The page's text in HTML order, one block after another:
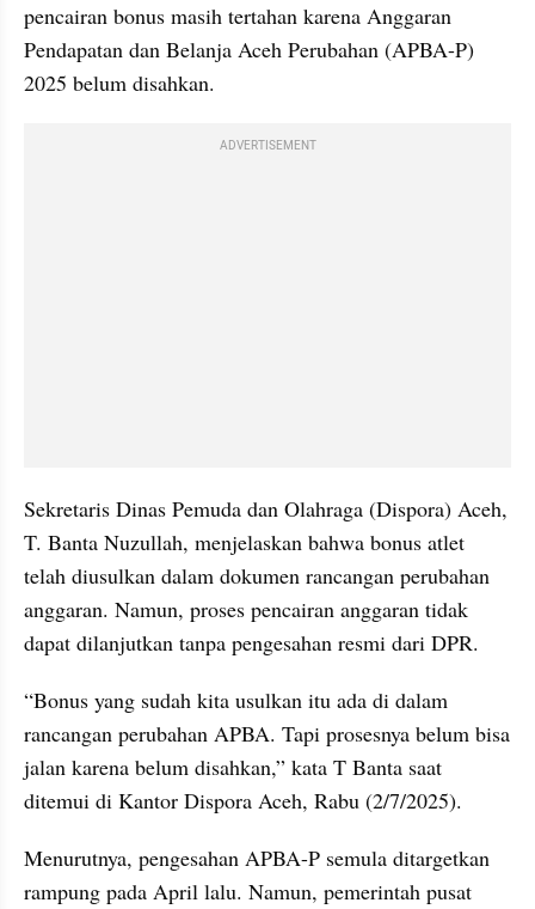
pencairan bonus masih tertahan karena Anggaran
Pendapatan dan Belanja Aceh Perubahan (APBA-P)
2025 belum disahkan.
ADVERTISEMENT
Sekretaris Dinas Pemuda dan Olahraga (Dispora) Aceh,
T. Banta Nuzullah, menjelaskan bahwa bonus atlet
telah diusulkan dalam dokumen rancangan perubahan
anggaran. Namun, proses pencairan anggaran tidak
dapat dilanjutkan tanpa pengesahan resmi dari DPR.
“Bonus yang sudah kita usulkan itu ada di dalam
rancangan perubahan APBA. Tapi prosesnya belum bisa
jalan karena belum disahkan,” kata T Banta saat
ditemui di Kantor Dispora Aceh, Rabu (2/7/2025).
Menurutnya, pengesahan APBA-P semula ditargetkan
rampung pada April lalu. Namun, pemerintah pusat